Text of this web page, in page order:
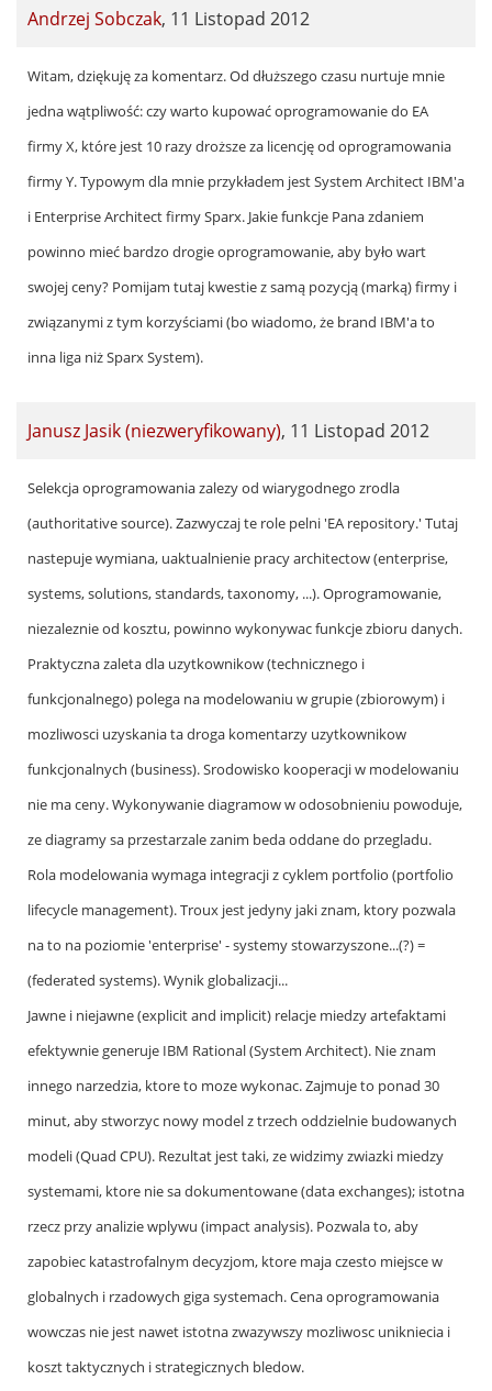
Andrzej Sobczak, 11 Listopad 2012
In
reply
to
by
Janusz
Jasik
(niezweryfikowany)
Witam, dziękuję za komentarz. Od dłuższego czasu nurtuje mnie
jedna wątpliwość: czy warto kupować oprogramowanie do EA
firmy X, które jest 10 razy droższe za licencję od oprogramowania
firmy Y. Typowym dla mnie przykładem jest System Architect IBM'a
i Enterprise Architect firmy Sparx. Jakie funkcje Pana zdaniem
powinno mieć bardzo drogie oprogramowanie, aby było wart
swojej ceny? Pomijam tutaj kwestie z samą pozycją (marką) firmy i
związanymi z tym korzyściami (bo wiadomo, że brand IBM'a to
inna liga niż Sparx System).
Janusz Jasik (niezweryfikowany), 11 Listopad 2012
Selekcja oprogramowania zalezy od wiarygodnego zrodla
(authoritative source). Zazwyczaj te role pelni 'EA repository.' Tutaj
nastepuje wymiana, uaktualnienie pracy architectow (enterprise,
systems, solutions, standards, taxonomy, ...). Oprogramowanie,
niezaleznie od kosztu, powinno wykonywac funkcje zbioru danych.
Praktyczna zaleta dla uzytkownikow (technicznego i
funkcjonalnego) polega na modelowaniu w grupie (zbiorowym) i
mozliwosci uzyskania ta droga komentarzy uzytkownikow
funkcjonalnych (business). Srodowisko kooperacji w modelowaniu
nie ma ceny. Wykonywanie diagramow w odosobnieniu powoduje,
ze diagramy sa przestarzale zanim beda oddane do przegladu.
Rola modelowania wymaga integracji z cyklem portfolio (portfolio
lifecycle management). Troux jest jedyny jaki znam, ktory pozwala
na to na poziomie 'enterprise' - systemy stowarzyszone...(?) =
(federated systems). Wynik globalizacji...
Jawne i niejawne (explicit and implicit) relacje miedzy artefaktami
efektywnie generuje IBM Rational (System Architect). Nie znam
innego narzedzia, ktore to moze wykonac. Zajmuje to ponad 30
minut, aby stworzyc nowy model z trzech oddzielnie budowanych
modeli (Quad CPU). Rezultat jest taki, ze widzimy zwiazki miedzy
systemami, ktore nie sa dokumentowane (data exchanges); istotna
rzecz przy analizie wplywu (impact analysis). Pozwala to, aby
zapobiec katastrofalnym decyzjom, ktore maja czesto miejsce w
globalnych i rzadowych giga systemach. Cena oprogramowania
wowczas nie jest nawet istotna zwazywszy mozliwosc unikniecia i
koszt taktycznych i strategicznych bledow.